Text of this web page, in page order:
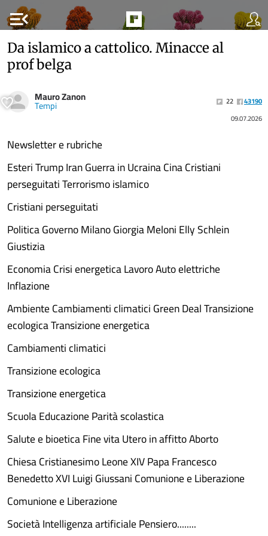
menu_open
Da islamico a cattolico. Minacce al
prof belga
Mauro Zanon
Tempi 22
43190
09.07.2026
Newsletter e rubriche
Esteri Trump Iran Guerra in Ucraina Cina Cristiani
perseguitati Terrorismo islamico
Cristiani perseguitati
Politica Governo Milano Giorgia Meloni Elly Schlein
Giustizia
Economia Crisi energetica Lavoro Auto elettriche
Inflazione
Ambiente Cambiamenti climatici Green Deal Transizione
ecologica Transizione energetica
Cambiamenti climatici
Transizione ecologica
Transizione energetica
Scuola Educazione Parità scolastica
Salute e bioetica Fine vita Utero in affitto Aborto
Chiesa Cristianesimo Leone XIV Papa Francesco
Benedetto XVI Luigi Giussani Comunione e Liberazione
Comunione e Liberazione
Società Intelligenza artificiale Pensiero........